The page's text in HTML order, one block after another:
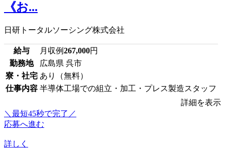
《お...
日研トータルソーシング株式会社
給与 月収例267,000円
勤務地
広島県 呉市
寮・社宅 あり（無料）
仕事内容 半導体工場での組立・加工・プレス製造スタッフ
詳細を表示
＼最短45秒で完了／
応募へ進む
詳しく